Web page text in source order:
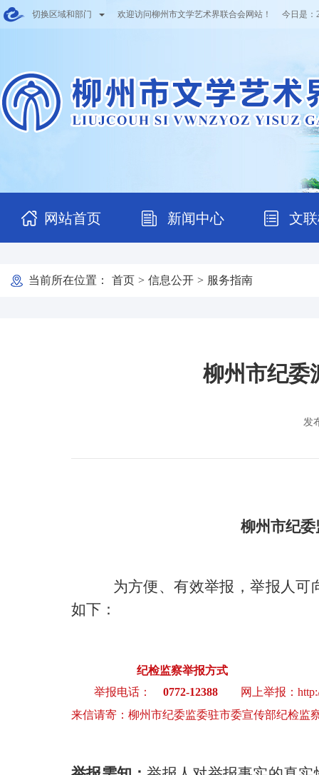
切换区域和部门 欢迎访问柳州市文学艺术界联合会网站！ 今日是：
网站首页 新闻中心 文
当前所在位置： 首页 > 信息公开 > 服务指南
柳州市纪委
发
柳州市纪
为方便、有效举报，举报人
如下：
纪检监察举报方式
举报电话：
0772-12388 网上举报：http://
来信请寄：柳州市纪委监委驻市委宣传部纪检监